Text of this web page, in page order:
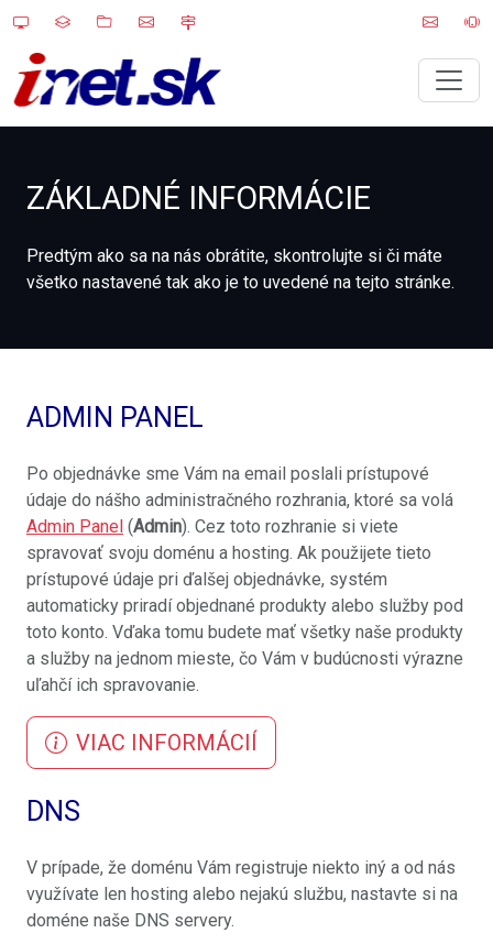
ZÁKLADNÉ INFORMÁCIE
Predtým ako sa na nás obrátite, skontrolujte si či máte
všetko nastavené tak ako je to uvedené na tejto stránke.
ADMIN PANEL
Po objednávke sme Vám na email poslali prístupové
údaje do nášho administračného rozhrania, ktoré sa volá
Admin Panel (Admin). Cez toto rozhranie si viete
spravovať svoju doménu a hosting. Ak použijete tieto
prístupové údaje pri ďalšej objednávke, systém
automaticky priradí objednané produkty alebo služby pod
toto konto. Vďaka tomu budete mať všetky naše produkty
a služby na jednom mieste, čo Vám v budúcnosti výrazne
uľahčí ich spravovanie.
VIAC INFORMÁCIÍ
DNS
V prípade, že doménu Vám registruje niekto iný a od nás
využívate len hosting alebo nejakú službu, nastavte si na
doméne naše DNS servery.